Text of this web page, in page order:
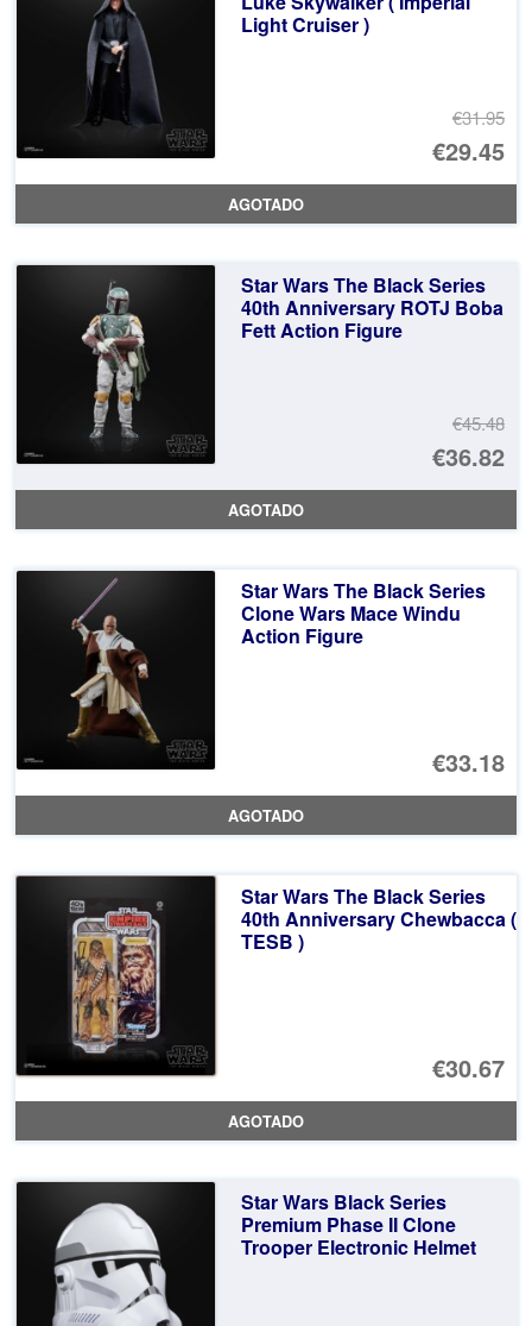
Light Cruiser )
€31.95
El
€29.45
El
AGOTADO
Star Wars The Black Series
40th Anniversary ROTJ Boba
Fett Action Figure
€45.48
El
€36.82
El
AGOTADO
Star Wars The Black Series
Clone Wars Mace Windu
Action Figure
€33.18
AGOTADO
Star Wars The Black Series
40th Anniversary Chewbacca (
TESB )
€30.67
AGOTADO
Star Wars Black Series
Premium Phase II Clone
Trooper Electronic Helmet